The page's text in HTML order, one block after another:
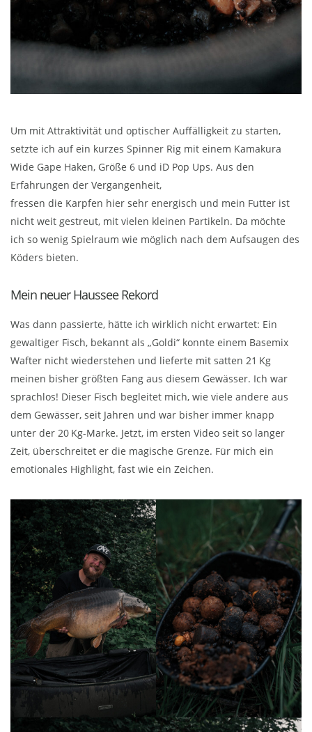
Um mit Attraktivität und optischer Auffälligkeit zu starten,
setzte ich auf ein kurzes Spinner Rig mit einem Kamakura
Wide Gape Haken, Größe 6 und iD Pop Ups. Aus den
Erfahrungen der Vergangenheit,
fressen die Karpfen hier sehr energisch und mein Futter ist
nicht weit gestreut, mit vielen kleinen Partikeln. Da möchte
ich so wenig Spielraum wie möglich nach dem Aufsaugen des
Köders bieten.
Mein neuer Haussee Rekord
Was dann passierte, hätte ich wirklich nicht erwartet: Ein
gewaltiger Fisch, bekannt als „Goldi“ konnte einem Basemix
Wafter nicht wiederstehen und lieferte mit satten 21 Kg
meinen bisher größten Fang aus diesem Gewässer. Ich war
sprachlos! Dieser Fisch begleitet mich, wie viele andere aus
dem Gewässer, seit Jahren und war bisher immer knapp
unter der 20 Kg-Marke. Jetzt, im ersten Video seit so langer
Zeit, überschreitet er die magische Grenze. Für mich ein
emotionales Highlight, fast wie ein Zeichen.